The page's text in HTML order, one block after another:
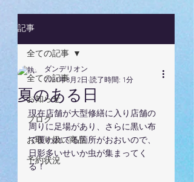
記事
全ての記事
お知らせ
ブログ
お取り扱い商品
予約状況
全ての記事
夏のある日
ダンデリオン
2021年8月2日 読了時間: 1分
現在店舗が大型修繕に入り店舗の
周りに足場があり、さらに黒い布
で覆われてる箇所がおおいので、
日影多いせいか虫が集まってく
る！